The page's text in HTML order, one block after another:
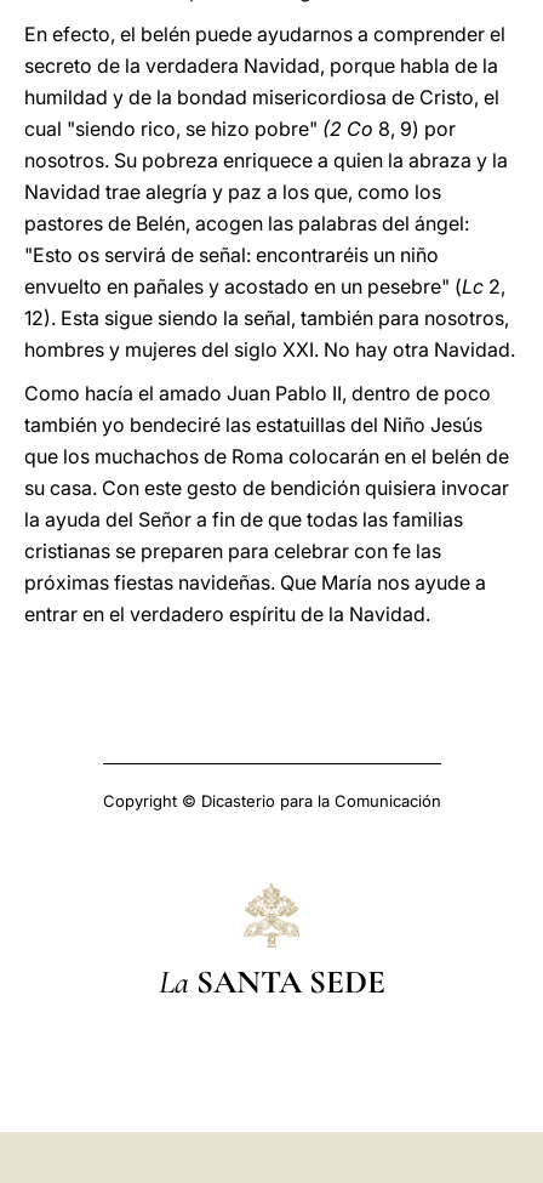
En efecto, el belén puede ayudarnos a comprender el
secreto de la verdadera Navidad, porque habla de la
humildad y de la bondad misericordiosa de Cristo, el
cual "siendo rico, se hizo pobre" (2 Co 8, 9) por
nosotros. Su pobreza enriquece a quien la abraza y la
Navidad trae alegría y paz a los que, como los
pastores de Belén, acogen las palabras del ángel:
"Esto os servirá de señal: encontraréis un niño
envuelto en pañales y acostado en un pesebre" (Lc 2,
12). Esta sigue siendo la señal, también para nosotros,
hombres y mujeres del siglo XXI. No hay otra Navidad.
Como hacía el amado Juan Pablo II, dentro de poco
también yo bendeciré las estatuillas del Niño Jesús
que los muchachos de Roma colocarán en el belén de
su casa. Con este gesto de bendición quisiera invocar
la ayuda del Señor a fin de que todas las familias
cristianas se preparen para celebrar con fe las
próximas fiestas navideñas. Que María nos ayude a
entrar en el verdadero espíritu de la Navidad.
Copyright © Dicasterio para la Comunicación
La SANTA SEDE